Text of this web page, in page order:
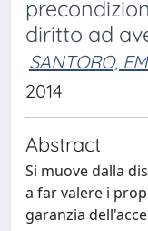
diritto ad
SANTORO,
2014
Abstract
Si muove dalla
a far valere i
garanzia